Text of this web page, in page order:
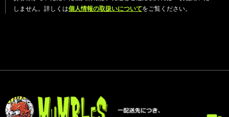
しません。詳しくは個人情報の取扱いについてをご覧ください。